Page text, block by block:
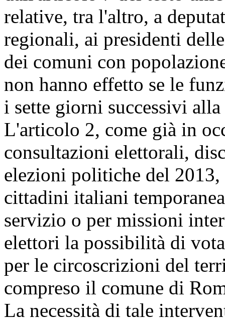
relative, tra l'altro, a
regionali, ai presidenti
dei comuni con
non hanno effetto se le
i sette giorni successivi
L'articolo 2, come già in
consultazioni elettorali,
elezioni politiche del
cittadini italiani
servizio o per missioni
elettori la possibilità di
per le circoscrizioni del
compreso il comune di
La necessità di tale